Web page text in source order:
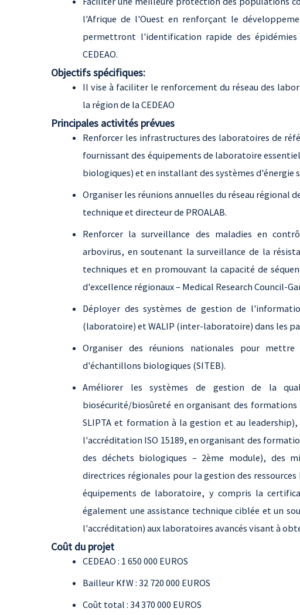
l'Afrique de l'Ouest en renforçant le
permettront l'identification rapide des
CEDEAO.
Objectifs spécifiques:
Il vise à faciliter le renforcement du réseau des
la région de la CEDEAO
Principales activités prévues
Renforcer les infrastructures des laboratoires de
fournissant des équipements de laboratoire
biologiques) et en installant des systèmes d'énergie
Organiser les réunions annuelles du réseau régional
technique et directeur de PROALAB.
Renforcer la surveillance des maladies en
arbovirus, en soutenant la surveillance de la
techniques et en promouvant la capacité de
d'excellence régionaux – Medical Research Council-
Déployer des systèmes de gestion de
(laboratoire) et WALIP (inter-laboratoire) dans les
Organiser des réunions nationales pour
d'échantillons biologiques (SITEB).
Améliorer les systèmes de gestion de la
biosécurité/biosûreté en organisant des
SLIPTA et formation à la gestion et au
l'accréditation ISO 15189, en organisant des
des déchets biologiques – 2ème module), des
directrices régionales pour la gestion des
équipements de laboratoire, y compris la
également une assistance technique ciblée et un
l'accréditation) aux laboratoires avancés visant à
Coût du projet
CEDEAO : 1 650 000 EUROS
Bailleur KfW : 32 720 000 EUROS
Coût total : 34 370 000 EUROS